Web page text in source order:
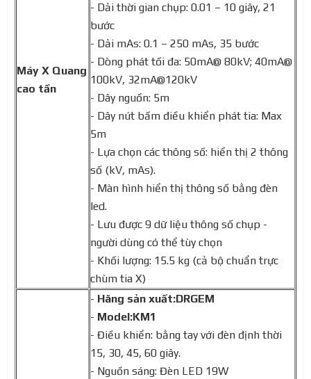
Máy X Quang
cao tần
- Dải thời gian chụp: 0.01 – 10 giây, 21
bước
- Dải mAs: 0.1 – 250 mAs, 35 bước
- Dòng phát tối đa: 50mA@ 80kV; 40mA@
100kV, 32mA@120kV
- Dây nguồn: 5m
- Dây nút bấm điều khiển phát tia: Max
5m
- Lựa chọn các thông số: hiển thị 2 thông
số (kV, mAs).
- Màn hình hiển thị thông số bằng đèn
led.
- Lưu được 9 dữ liệu thông số chụp -
người dùng có thể tùy chọn
- Khối lượng: 15.5 kg (cả bộ chuẩn trực
chùm tia X)
- Hãng sản xuất:DRGEM
- Model:KM1
- Điều khiển: bằng tay với đèn định thời
15, 30, 45, 60 giây.
- Nguồn sáng: Đèn LED 19W